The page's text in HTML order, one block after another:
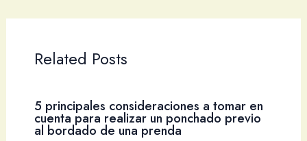
Related Posts
5 principales consideraciones a tomar en
cuenta para realizar un ponchado previo
al bordado de una prenda